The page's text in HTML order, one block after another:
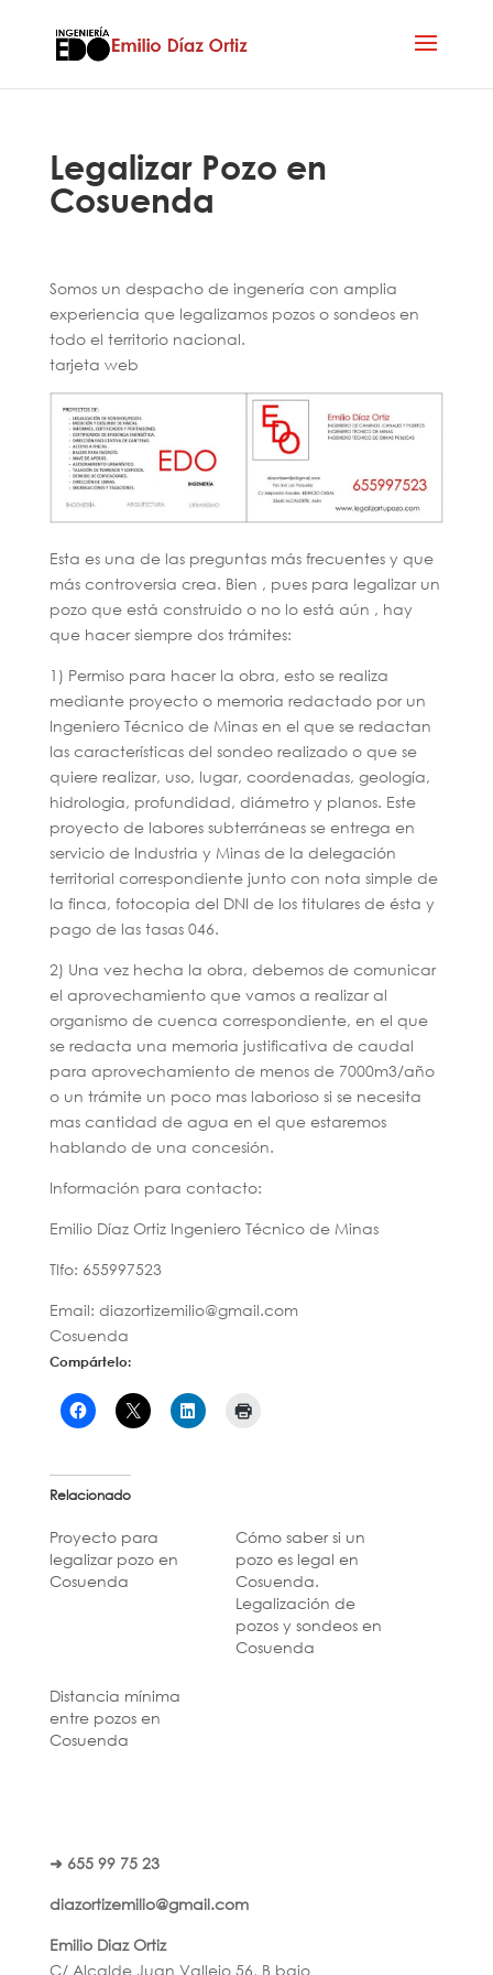
Legalizar Pozo en
Cosuenda
Somos un despacho de ingenería con amplia
experiencia que legalizamos pozos o sondeos en
todo el territorio nacional.
tarjeta web
Esta es una de las preguntas más frecuentes y que
más controversia crea. Bien , pues para legalizar un
pozo que está construido o no lo está aún , hay
que hacer siempre dos trámites:
1) Permiso para hacer la obra, esto se realiza
mediante proyecto o memoria redactado por un
Ingeniero Técnico de Minas en el que se redactan
las características del sondeo realizado o que se
quiere realizar, uso, lugar, coordenadas, geología,
hidrologia, profundidad, diámetro y planos. Este
proyecto de labores subterráneas se entrega en
servicio de Industria y Minas de la delegación
territorial correspondiente junto con nota simple de
la finca, fotocopia del DNI de los titulares de ésta y
pago de las tasas 046.
2) Una vez hecha la obra, debemos de comunicar
el aprovechamiento que vamos a realizar al
organismo de cuenca correspondiente, en el que
se redacta una memoria justificativa de caudal
para aprovechamiento de menos de 7000m3/año
o un trámite un poco mas laborioso si se necesita
mas cantidad de agua en el que estaremos
hablando de una concesión.
Información para contacto:
Emilio Díaz Ortiz Ingeniero Técnico de Minas
Tlfo: 655997523
Email: diazortizemilio@gmail.com
Cosuenda
Compártelo:
Relacionado
Proyecto para
legalizar pozo en
Cosuenda
Cómo saber si un
pozo es legal en
Cosuenda.
Legalización de
pozos y sondeos en
Cosuenda
Distancia mínima
entre pozos en
Cosuenda
➜ 655 99 75 23
diazortizemilio@gmail.com
Emilio Diaz Ortiz
C/ Alcalde Juan Vallejo 56, B bajo